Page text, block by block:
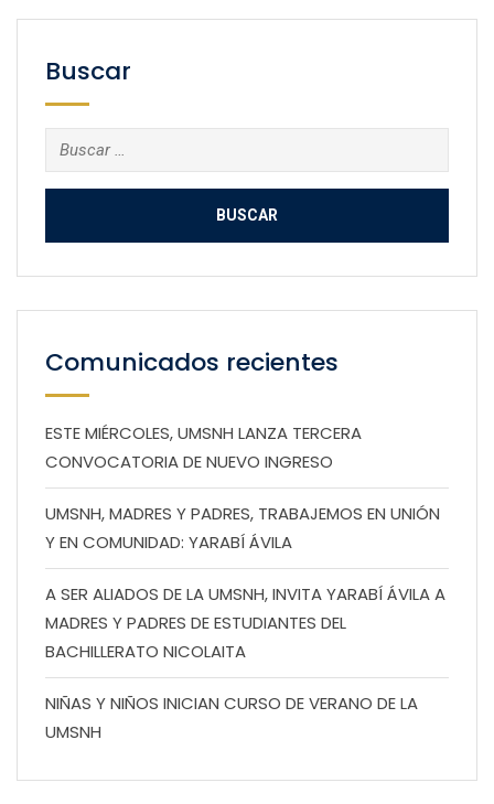
Buscar
Buscar:
Comunicados recientes
ESTE MIÉRCOLES, UMSNH LANZA TERCERA
CONVOCATORIA DE NUEVO INGRESO
UMSNH, MADRES Y PADRES, TRABAJEMOS EN UNIÓN
Y EN COMUNIDAD: YARABÍ ÁVILA
A SER ALIADOS DE LA UMSNH, INVITA YARABÍ ÁVILA A
MADRES Y PADRES DE ESTUDIANTES DEL
BACHILLERATO NICOLAITA
NIÑAS Y NIÑOS INICIAN CURSO DE VERANO DE LA
UMSNH